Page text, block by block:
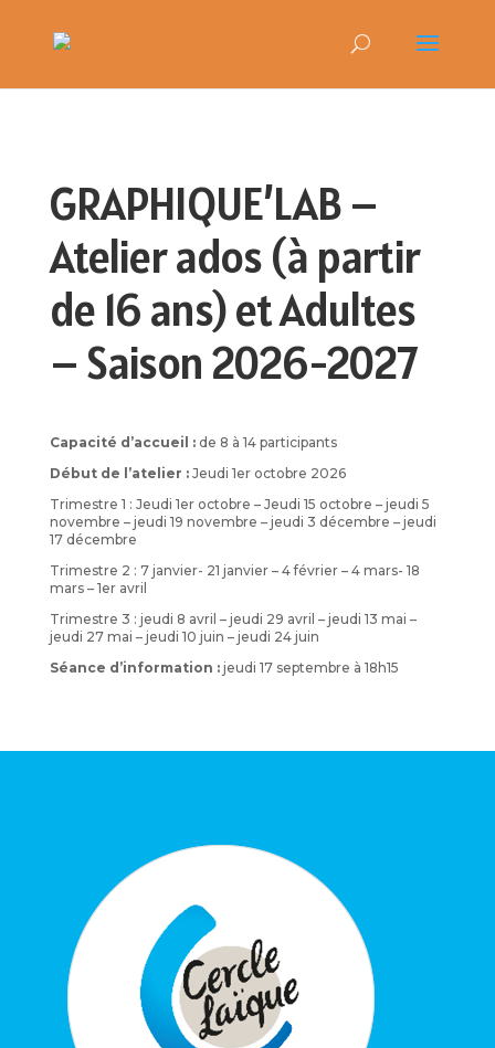
GRAPHIQUE’LAB –
Atelier ados (à partir
de 16 ans) et Adultes
– Saison 2026-2027
Capacité d’accueil :de 8 à 14 participants
Début de l’atelier :Jeudi 1er octobre 2026
Trimestre 1 : Jeudi 1er octobre – Jeudi 15 octobre – jeudi 5
novembre – jeudi 19 novembre – jeudi 3 décembre – jeudi
17 décembre
Trimestre 2 : 7 janvier- 21 janvier – 4 février – 4 mars- 18
mars – 1er avril
Trimestre 3 : jeudi 8 avril – jeudi 29 avril – jeudi 13 mai –
jeudi 27 mai – jeudi 10 juin – jeudi 24 juin
Séance d’information :jeudi 17 septembre à 18h15